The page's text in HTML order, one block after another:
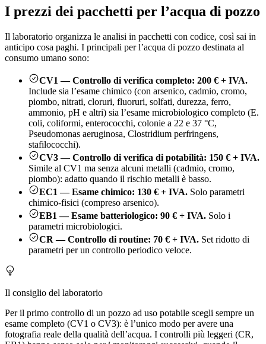
I prezzi dei pacchetti per l’acqua di pozzo
Il laboratorio organizza le analisi in pacchetti con codice, così sai in
anticipo cosa paghi. I principali per l’acqua di pozzo destinata al
consumo umano sono:
CV1 — Controllo di verifica completo: 200 € + IVA.
Include sia l’esame chimico (con arsenico, cadmio, cromo,
piombo, nitrati, cloruri, fluoruri, solfati, durezza, ferro,
ammonio, pH e altri) sia l’esame microbiologico completo (E.
coli, coliformi, enterococchi, colonie a 22 e 37 °C,
Pseudomonas aeruginosa, Clostridium perfringens,
stafilococchi).
CV3 — Controllo di verifica di potabilità: 150 € + IVA.
Simile al CV1 ma senza alcuni metalli (cadmio, cromo,
piombo): adatto quando il rischio metalli è basso.
EC1 — Esame chimico: 130 € + IVA. Solo parametri
chimico-fisici (compreso arsenico).
EB1 — Esame batteriologico: 90 € + IVA. Solo i
parametri microbiologici.
CR — Controllo di routine: 70 € + IVA. Set ridotto di
parametri per un controllo periodico veloce.
Il consiglio del laboratorio
Per il primo controllo di un pozzo ad uso potabile scegli sempre un
esame completo (CV1 o CV3): è l’unico modo per avere una
fotografia reale della qualità dell’acqua. I controlli più leggeri (CR,